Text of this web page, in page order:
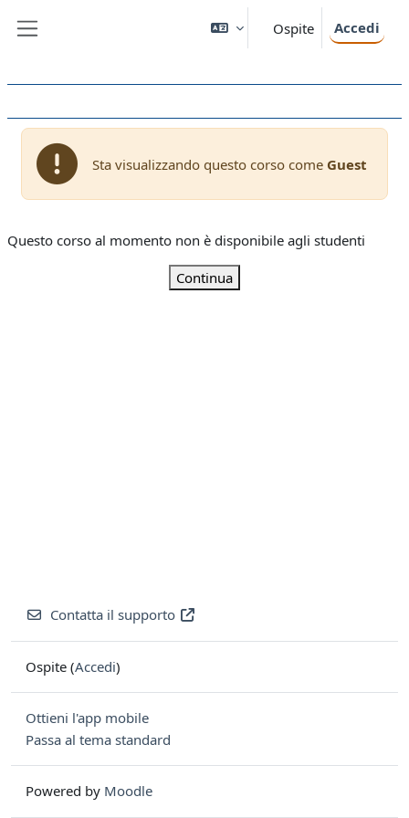
Ospite Accedi
Sta visualizzando questo corso come Guest
Questo corso al momento non è disponibile agli studenti
Continua
Contatta il supporto
Ospite (Accedi)
Ottieni l'app mobile
Passa al tema standard
Powered by Moodle